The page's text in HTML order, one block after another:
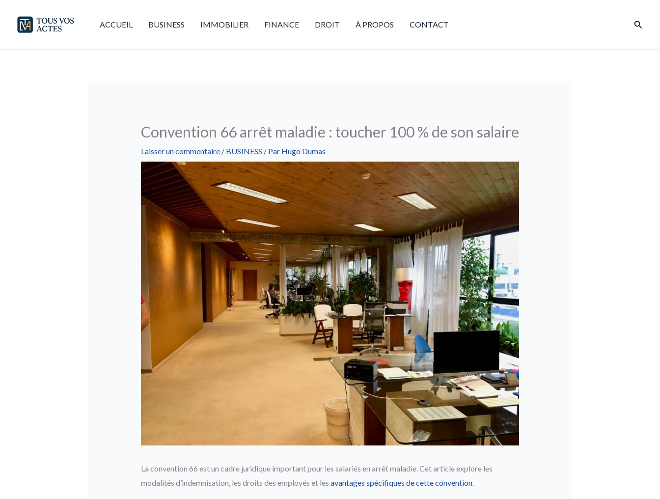
contenu
ACCUEIL BUSINESS IMMOBILIER FINANCE DROIT À PROPOS CONTACT
Convention 66 arrêt maladie : toucher 100 % de son salaire
Laisser un commentaire / BUSINESS / Par Hugo Dumas
La convention 66 est un cadre juridique important pour les salariés en arrêt maladie. Cet article explore les
modalités d’indemnisation, les droits des employés et les avantages spécifiques de cette convention.